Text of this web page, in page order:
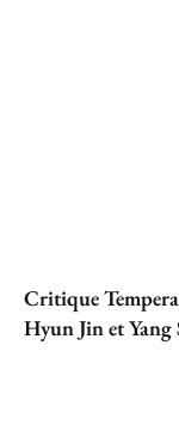
Critique
Hyun Jin et Yang